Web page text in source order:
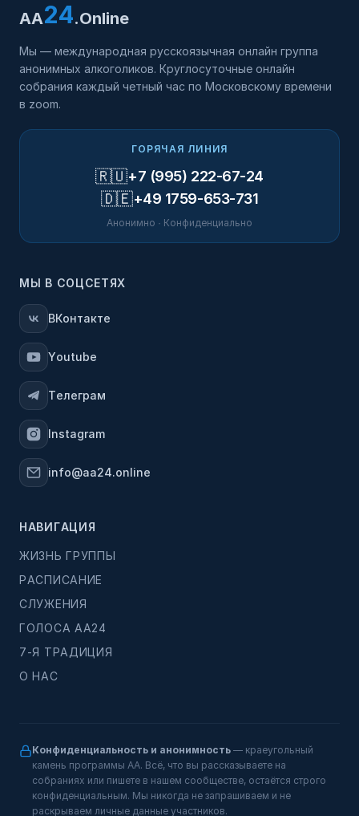
AA24.Online
Мы — международная русскоязычная онлайн группа
анонимных алкоголиков. Круглосуточные онлайн
собрания каждый четный час по Московскому времени
в zoom.
ГОРЯЧАЯ ЛИНИЯ
🇷🇺+7 (995) 222-67-24
🇩🇪+49 1759-653-731
Анонимно · Конфиденциально
МЫ В СОЦСЕТЯХ
ВКонтакте
Youtube
Телеграм
Instagram
info@aa24.online
НАВИГАЦИЯ
ЖИЗНЬ ГРУППЫ
РАСПИСАНИЕ
СЛУЖЕНИЯ
ГОЛОСА АА24
7-Я ТРАДИЦИЯ
О НАС
Конфиденциальность и анонимность — краеугольный
камень программы АА. Всё, что вы рассказываете на
собраниях или пишете в нашем сообществе, остаётся строго
конфиденциальным. Мы никогда не запрашиваем и не
раскрываем личные данные участников.